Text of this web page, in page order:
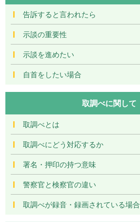
告訴すると言われたら
示談の重要性
示談を進めたい
自首をしたい場合
取調べに関して
取調べとは
取調べにどう対応するか
署名・押印の持つ意味
警察官と検察官の違い
取調べが録音・録画されている場合